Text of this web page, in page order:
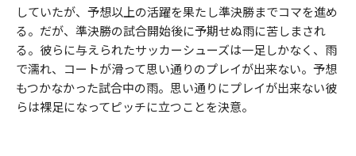
していたが、予想以上の活躍を果たし準決勝までコマを進め
る。だが、準決勝の試合開始後に予期せぬ雨に苦しまされ
る。彼らに与えられたサッカーシューズは一足しかなく、雨
で濡れ、コートが滑って思い通りのプレイが出来ない。予想
もつかなかった試合中の雨。思い通りにプレイが出来ない彼
らは裸足になってピッチに立つことを決意。